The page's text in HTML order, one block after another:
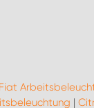
Fiat
|